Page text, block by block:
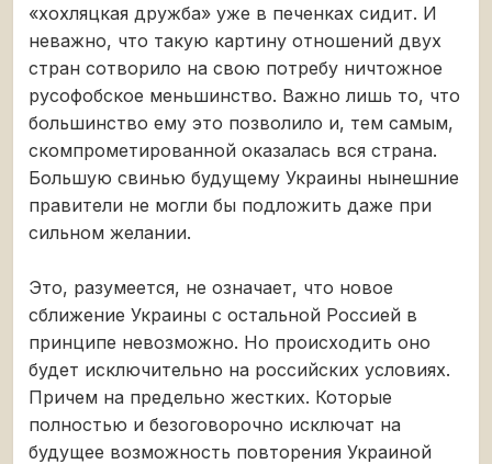
«хохляцкая дружба» уже в печенках сидит. И
неважно, что такую картину отношений двух
стран сотворило на свою потребу ничтожное
русофобское меньшинство. Важно лишь то, что
большинство ему это позволило и, тем самым,
скомпрометированной оказалась вся страна.
Большую свинью будущему Украины нынешние
правители не могли бы подложить даже при
сильном желании.
Это, разумеется, не означает, что новое
сближение Украины с остальной Россией в
принципе невозможно. Но происходить оно
будет исключительно на российских условиях.
Причем на предельно жестких. Которые
полностью и безоговорочно исключат на
будущее возможность повторения Украиной